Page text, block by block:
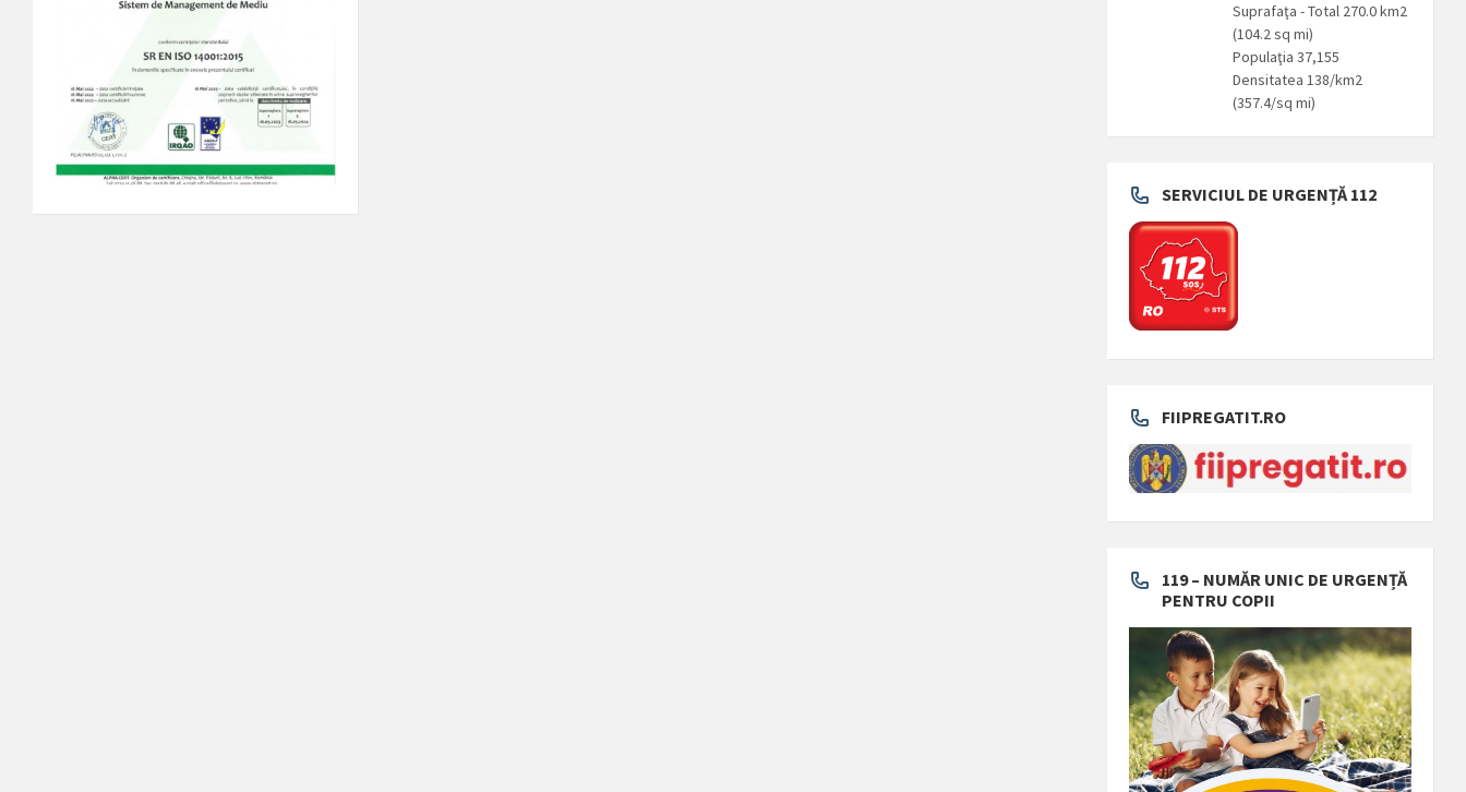
Suprafaţa - Total 270.0 km2
(104.2 sq mi)
Populaţia 37,155
Densitatea 138/km2
(357.4/sq mi)
SERVICIUL DE URGENȚĂ 112
FIIPREGATIT.RO
119 – NUMĂR UNIC DE URGENȚĂ
PENTRU COPII